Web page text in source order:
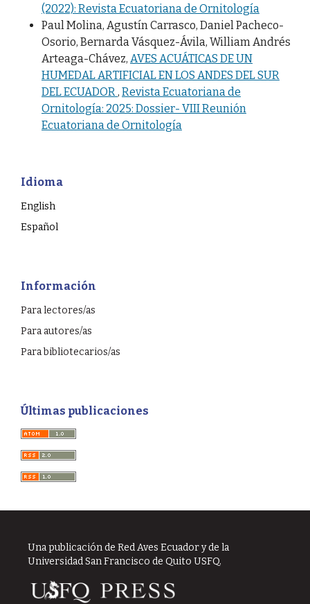
(2022): Revista Ecuatoriana de Ornitología
Paul Molina, Agustín Carrasco, Daniel Pacheco-
Osorio, Bernarda Vásquez-Ávila, William Andrés
Arteaga-Chávez, AVES ACUÁTICAS DE UN
HUMEDAL ARTIFICIAL EN LOS ANDES DEL SUR
DEL ECUADOR, Revista Ecuatoriana de
Ornitología: 2025: Dossier- VIII Reunión
Ecuatoriana de Ornitología
Idioma
English
Español
Información
Para lectores/as
Para autores/as
Para bibliotecarios/as
Últimas publicaciones
Una publicación de Red Aves Ecuador y de la
Universidad San Francisco de Quito USFQ.